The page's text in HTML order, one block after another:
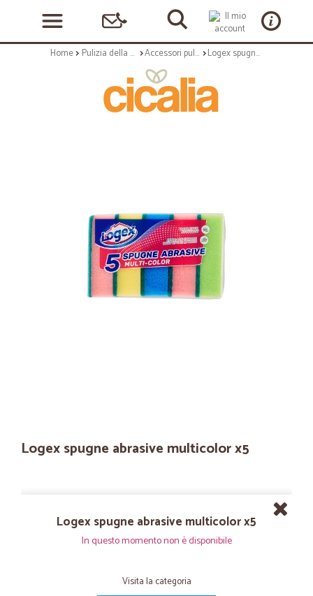
Home Pulizia della casa Accessori pulizia Logex spugne abrasive multicolor x5
Logex spugne abrasive multicolor x5
Logex spugne abrasive multicolor x5
In questo momento non è disponibile
Visita la categoria